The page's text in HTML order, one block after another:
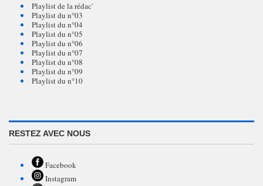
Playlist de la rédac'
Playlist du n°03
Playlist du n°04
Playlist du n°05
Playlist du n°06
Playlist du n°07
Playlist du n°08
Playlist du n°09
Playlist du n°10
RESTEZ AVEC NOUS
Facebook
Instagram